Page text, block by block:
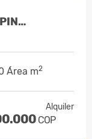
Área m2
Alquiler
COP